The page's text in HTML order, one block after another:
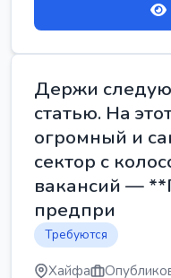
Держи
статью. На
огромный и
сектор с
вакансий —
предпри
Требуются
Хайфа